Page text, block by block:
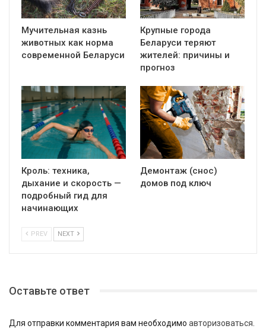
Мучительная казнь
животных как норма
современной Беларуси
Крупные города
Беларуси теряют
жителей: причины и
прогноз
Кроль: техника,
дыхание и скорость —
подробный гид для
начинающих
Демонтаж (снос)
домов под ключ
PREV NEXT
Оставьте ответ
Для отправки комментария вам необходимо авторизоваться